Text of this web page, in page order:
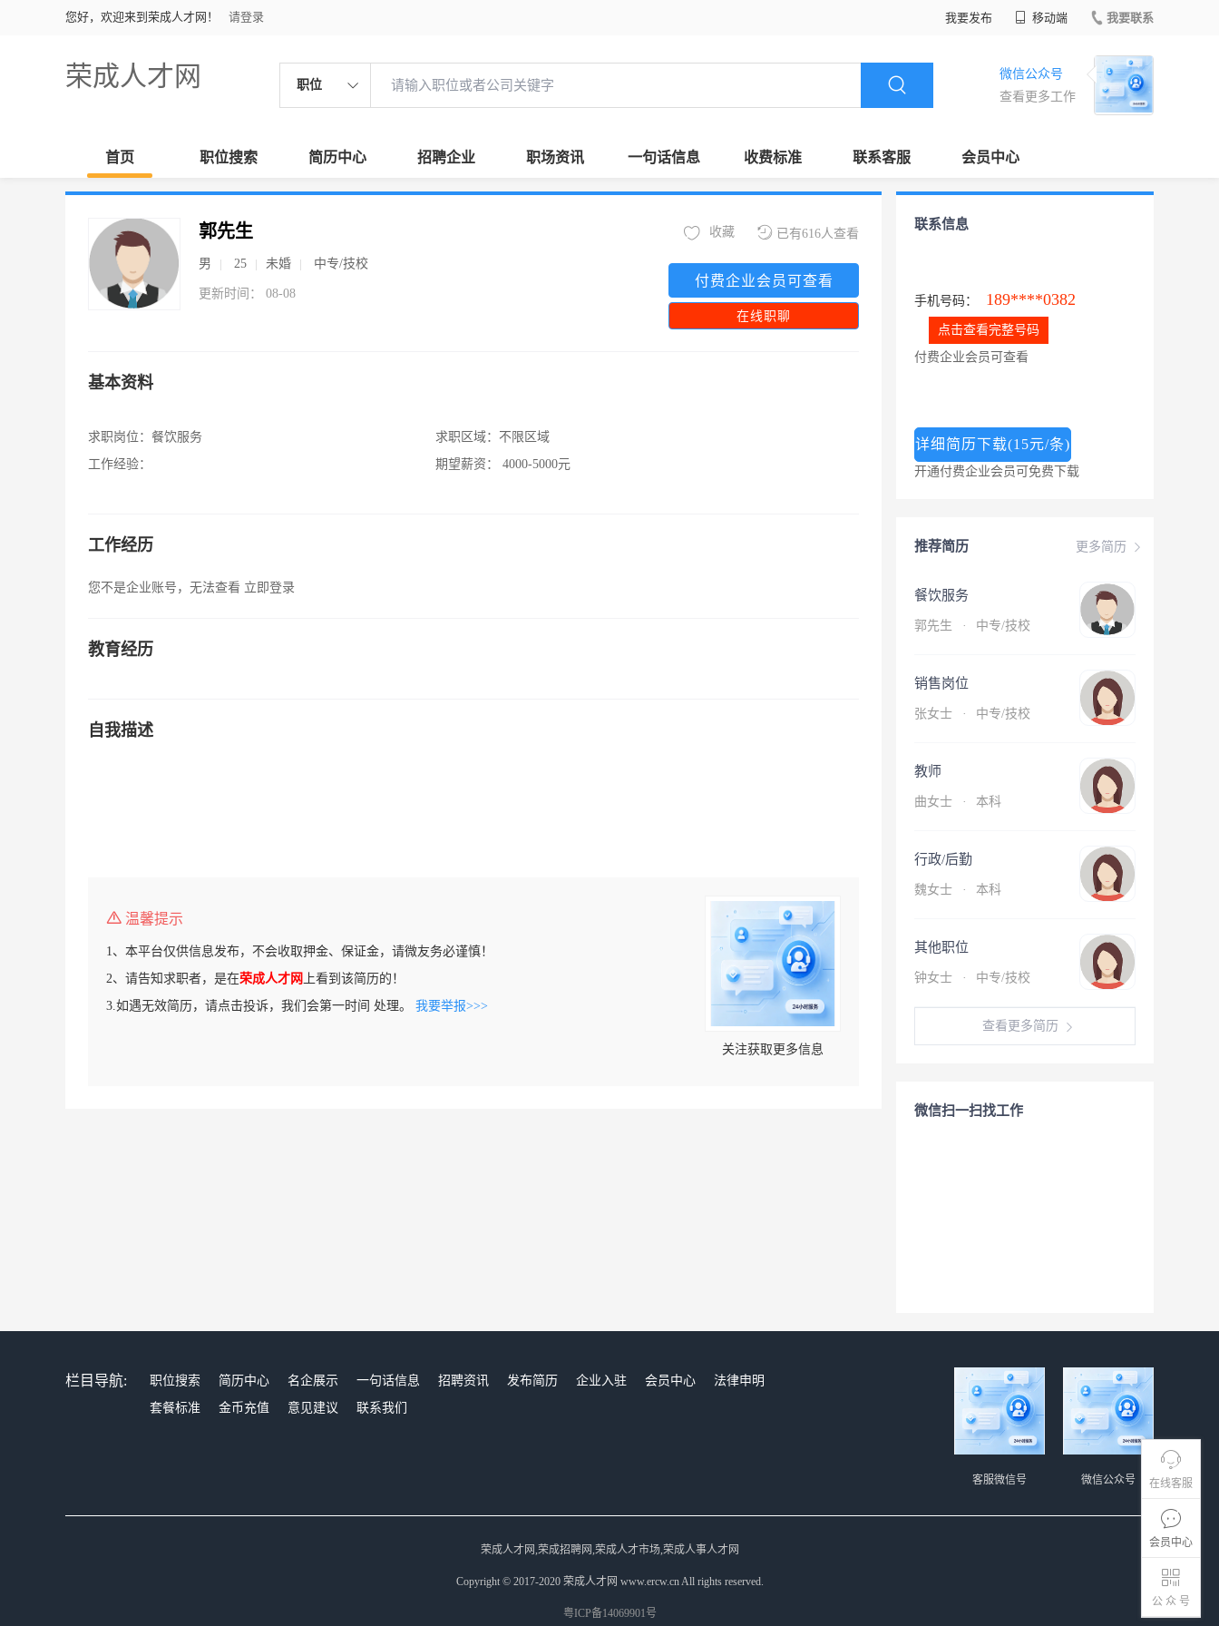
您好，欢迎来到荣成人才网！ 请登录 我要发布 移动端 我要联系
荣成人才网 职位
微信公众号
查看更多工作
首页 职位搜索 简历中心 招聘企业 职场资讯 一句话信息 收费标准 联系客服 会员中心
在线客服
会员中心
公 众 号
郭先生
男 25 未婚 中专/技校
更新时间： 08-08
已有616人查看
收藏
付费企业会员可查看
在线职聊
基本资料
求职岗位： 餐饮服务
工作经验：
求职区域： 不限区域
期望薪资：
4000-5000元
工作经历
您不是企业账号，无法查看 立即登录
教育经历
自我描述
温馨提示
1、本平台仅供信息发布，不会收取押金、保证金，请微友务必谨慎！
2、请告知求职者，是在荣成人才网 上看到该简历的！
3.如遇无效简历，请点击投诉，我们会第一时间 处理。 我要举报>>>
关注获取更多信息
联系信息
手机号码： 189****0382
点击查看完整号码
付费企业会员可查看
详细简历下载(15元/条)
开通付费企业会员可免费下载
更多简历
推荐简历
餐饮服务
郭先生 · 中专/技校
销售岗位
张女士 · 中专/技校
教师
曲女士 · 本科
行政/后勤
魏女士 · 本科
其他职位
钟女士 · 中专/技校
查看更多简历
微信扫一扫找工作
栏目导航: 职位搜索 简历中心 名企展示 一句话信息 招聘资讯 发布简历 企业入驻 会员中心
法律申明
套餐标准
金币充值 意见建议 联系我们
微信公众号
客服微信号
荣成人才网,荣成招聘网,荣成人才市场,荣成人事人才网
Copyright © 2017-2020 荣成人才网 www.ercw.cn All rights reserved.
粤ICP备14069901号